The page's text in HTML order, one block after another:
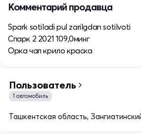
Комментарий продавца
Spark sotiladi pul zarilgdan sotilvoti
Спарк 2 2021 109,0минг
Орка чап крило краска
Пользователь
1 автомобиль
Ташкентская область,